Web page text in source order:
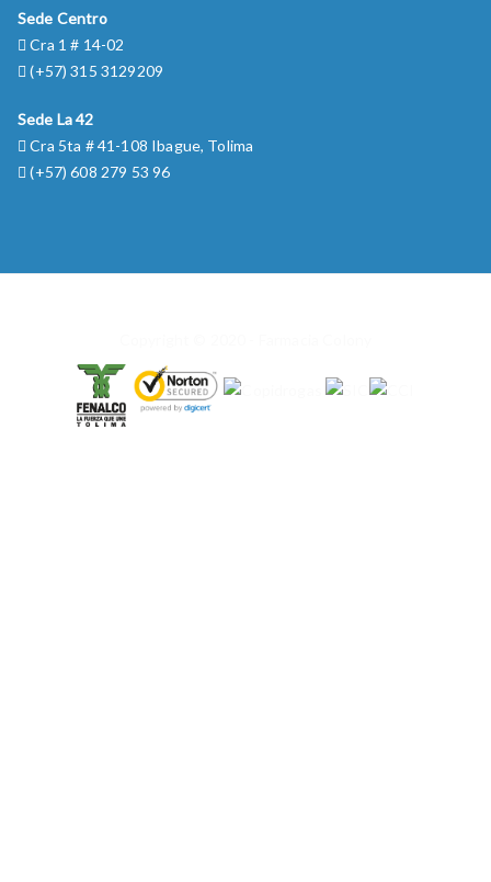
Sede Centro
Cra 1 # 14-02
(+57) 315 3129209
Sede La 42
Cra 5ta # 41-108 Ibague, Tolima
(+57) 608 279 53 96